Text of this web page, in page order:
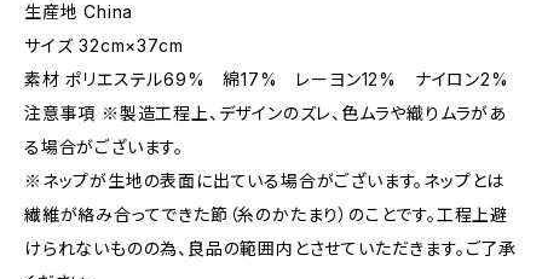
生産地 China
サイズ 32cm×37cm
素材 ポリエステル69% 綿17% レーヨン12% ナイロン2%
注意事項 ※製造工程上、デザインのズレ、色ムラや織りムラがあ
る場合がございます。
※ネップが生地の表面に出ている場合がございます。ネップとは
繊維が絡み合ってできた節（糸のかたまり）のことです。工程上避
けられないものの為、良品の範囲内とさせていただきます。ご了承